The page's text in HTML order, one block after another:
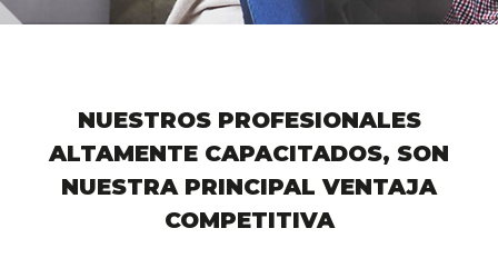
NUESTROS PROFESIONALES
ALTAMENTE CAPACITADOS, SON
NUESTRA PRINCIPAL VENTAJA
COMPETITIVA